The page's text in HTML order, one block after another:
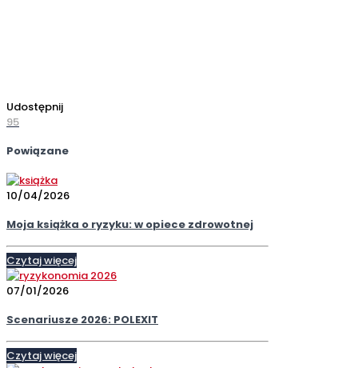
Udostępnij
95
Powiązane
10/04/2026
Moja książka o ryzyku: w opiece zdrowotnej
Czytaj więcej
07/01/2026
Scenariusze 2026: POLEXIT
Czytaj więcej